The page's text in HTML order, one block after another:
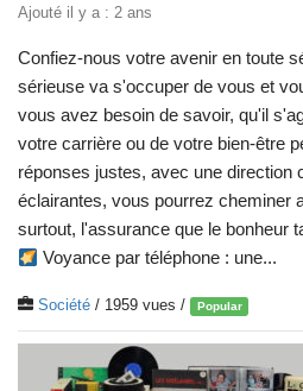
Ajouté il y a : 2 ans
Confiez-nous votre avenir en toute
sérieuse va s'occuper de vous et
vous avez besoin de savoir, qu'il
votre carrière ou de votre bien-être
réponses justes, avec une direction
éclairantes, vous pourrez cheminer
surtout, l'assurance que le bonheur
Voyance par téléphone : une...
Société / 1959 vues / Popular